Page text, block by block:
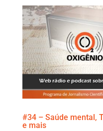
#34 – Saúde mental,
e mais